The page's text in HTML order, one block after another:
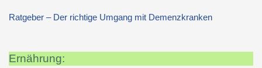
Ratgeber – Der richtige Umgang mit Demenzkranken
Ernährung: